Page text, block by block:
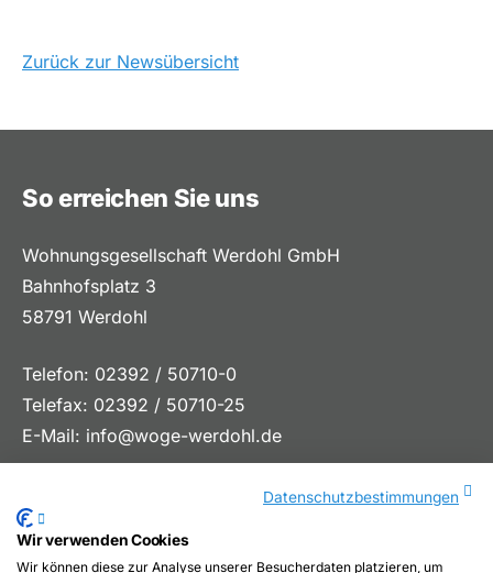
Zurück zur Newsübersicht
So erreichen Sie uns
Wohnungsgesellschaft Werdohl GmbH
Bahnhofsplatz 3
58791 Werdohl
Telefon: 02392 / 50710-0
Telefax: 02392 / 50710-25
E-Mail: info@woge-werdohl.de
Datenschutzbestimmungen
Wir verwenden Cookies
Wir können diese zur Analyse unserer Besucherdaten platzieren, um